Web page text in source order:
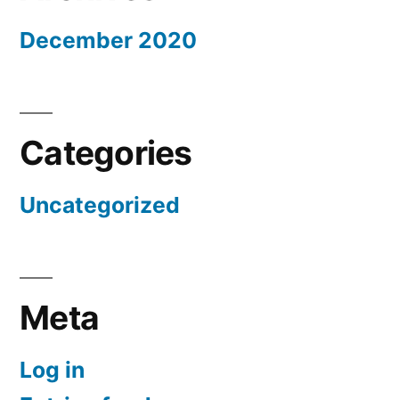
December 2020
Categories
Uncategorized
Meta
Log in